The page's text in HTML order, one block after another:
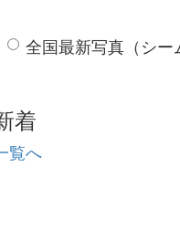
全国最新写真（シ
着
覧へ